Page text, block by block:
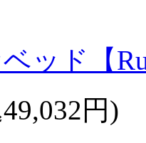
ッド【
円)